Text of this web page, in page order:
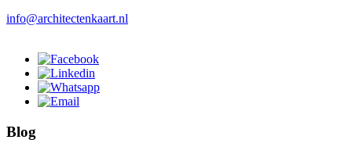
info@architectenkaart.nl
Blog